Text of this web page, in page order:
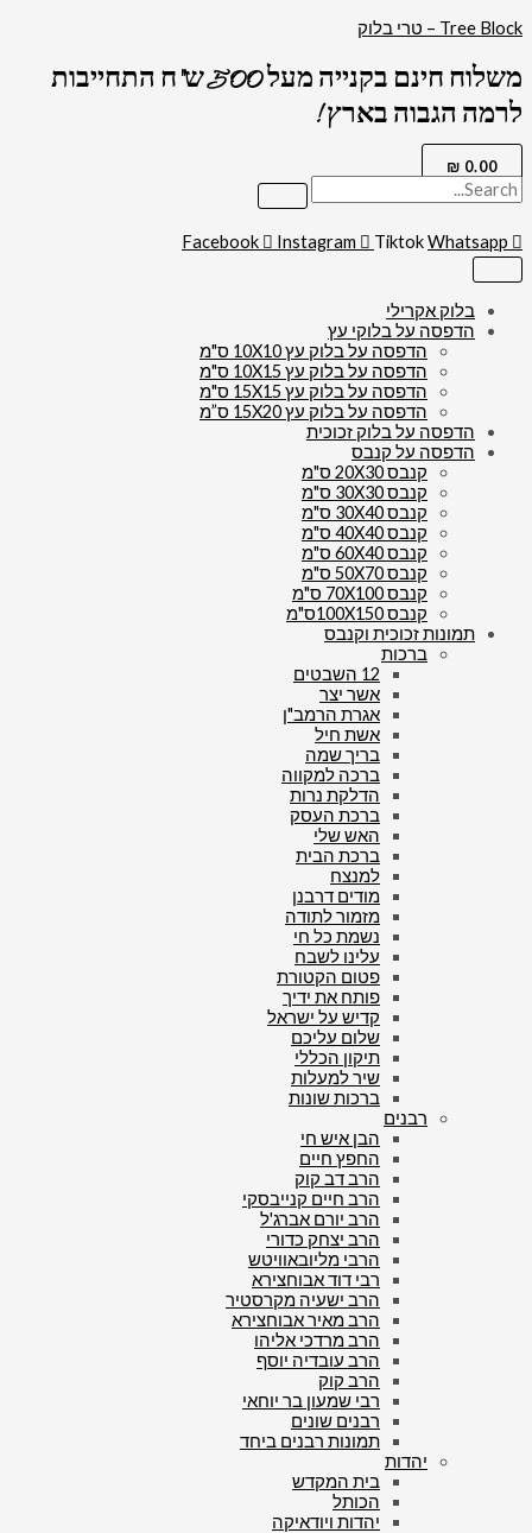
לתוכן
Tree Block – טרי בלוק
משלוח חינם בקנייה מעל 500 ש"ח התחייבות
לרמה הגבוה בארץ !
0.00
₪
Facebook Instagram TiktokWhatsapp
בלוק אקרילי
הדפסה על בלוקי עץ
הדפסה על בלוק עץ 10X10 ס"מ
הדפסה על בלוק עץ 10X15 ס"מ
הדפסה על בלוק עץ 15X15 ס"מ
הדפסה על בלוק עץ 15X20 ס”מ
הדפסה על בלוק זכוכית
הדפסה על קנבס
קנבס 20X30 ס"מ
קנבס 30X30 ס"מ
קנבס 30X40 ס"מ
קנבס 40X40 ס"מ
קנבס 60X40 ס"מ
קנבס 50X70 ס"מ
קנבס 70X100 ס"מ
קנבס 100X150ס"מ
תמונות זכוכית וקנבס
ברכות
12 השבטים
אשר יצר
אגרת הרמב"ן
אשת חיל
בריך שמה
ברכה למקווה
הדלקת נרות
ברכת העסק
האש שלי
ברכת הבית
למנצח
מודים דרבנן
מזמור לתודה
נשמת כל חי
עלינו לשבח
פטום הקטורת
פותח את ידיך
קדיש על ישראל
שלום עליכם
תיקון הכללי
שיר למעלות
ברכות שונות
רבנים
הבן איש חי
החפץ חיים
הרב דב קוק
הרב חיים קנייבסקי
הרב יורם אברג'ל
הרב יצחק כדורי
הרבי מליובאוויטש
רבי דוד אבוחצירא
הרב ישעיה מקרסטיר
הרב מאיר אבוחצירא
הרב מרדכי אליהו
הרב עובדיה יוסף
הרב קוק
רבי שמעון בר יוחאי
רבנים שונים
תמונות רבנים ביחד
יהדות
בית המקדש
הכותל
יהדות ויודאיקה
של
-
ציור
יהדות
משה
רבנו
בקריעת
סוף